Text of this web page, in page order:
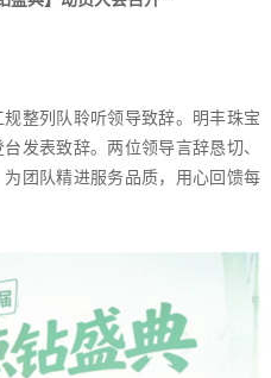
整列队聆听领导致辞。明丰珠宝
发表致辞。两位领导言辞恳切、
团队精进服务品质，用心回馈每